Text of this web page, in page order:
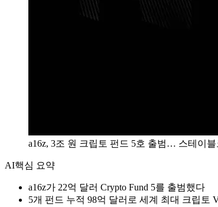
a16z, 3조 원 크립토 펀드 5호 출범… 스테이블
AI핵심 요약
a16z가 22억 달러 Crypto Fund 5를 출범했다
5개 펀드 누적 98억 달러로 세계 최대 크립토